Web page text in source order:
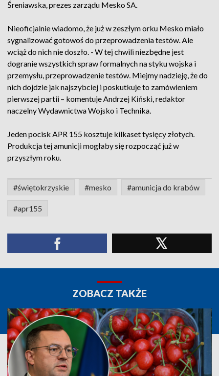
Śreniawska, prezes zarządu Mesko SA.
Nieoficjalnie wiadomo, że już w zeszłym orku Mesko miało
sygnalizować gotowoś do przeprowadzenia testów. Ale
wciąż do nich nie doszło. - W tej chwili niezbędne jest
dogranie wszystkich spraw formalnych na styku wojska i
przemysłu, przeprowadzenie testów. Miejmy nadzieję, że do
nich dojdzie jak najszybciej i poskutkuje to zamówieniem
pierwszej partii – komentuje Andrzej Kiński, redaktor
naczelny Wydawnictwa Wojsko i Technika.
Jeden pocisk APR 155 kosztuje kilkaset tysięcy złotych.
Produkcja tej amunicji mogłaby się rozpocząć już w
przyszłym roku.
#świętokrzyskie #mesko #amunicja do krabów
#apr155
ZOBACZ TAKŻE